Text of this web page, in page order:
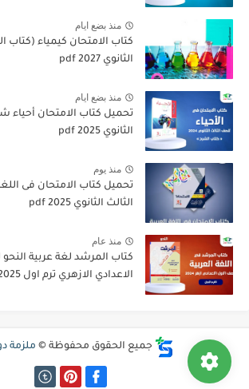
منذ بضع ايام
كتاب الامتحان كيمياء
الثانوي pdf 2027
منذ بضع ايام
تحميل كتاب الامتحان أحياء
الثانوي 2025 pdf
منذ يوم
تحميل كتاب الامتحان فى
الثالث الثانوي 2025 pdf
منذ عام
كتاب المرشد لغة عربية
الاعدادي الازهري ترم اول 2025 pdf
جميع الحقوق محفوظة © ملزمة